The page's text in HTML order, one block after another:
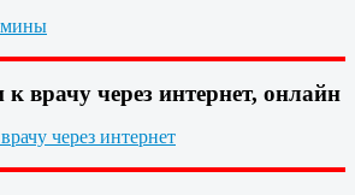
врачу через интернет, онлайн